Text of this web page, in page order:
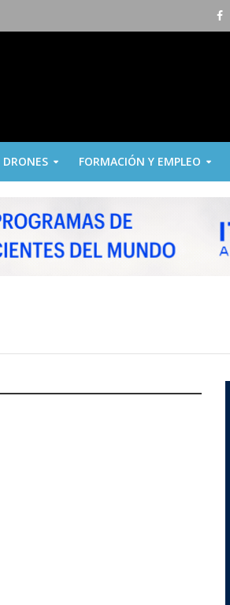
DRONES FORMACIÓN Y EMPLEO